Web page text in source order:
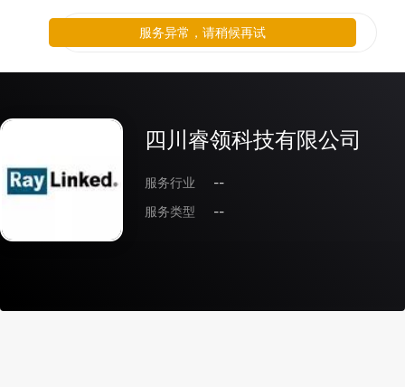
四川睿领科技有限公司
服务行业
--
服务类型
--
服务异常，请稍候再试